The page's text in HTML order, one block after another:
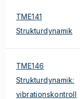
TME141
Strukturdynamik
TME146
Strukturdynamik:
vibrationskontroll